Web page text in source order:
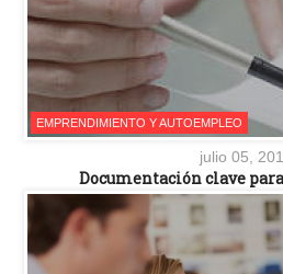
EMPRENDIMIENTO Y AUTOEMPLEO
julio 05,
Documentación clave